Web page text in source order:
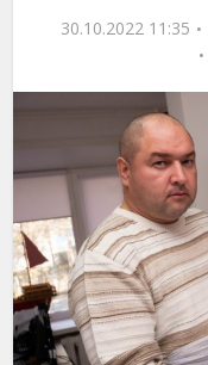
30.10.2022 11:35